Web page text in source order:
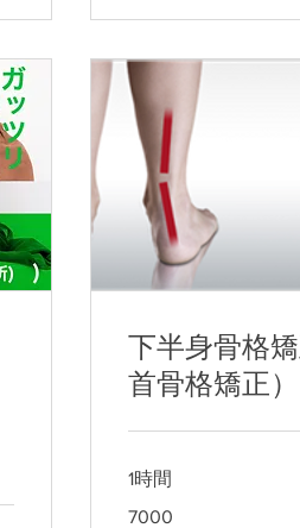
下半身骨格
首骨格矯正
1時間
7000